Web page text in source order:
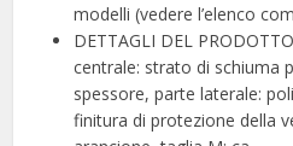
modelli (vedere l’elenco
DETTAGLI DEL
centrale: strato di schiuma
spessore, parte laterale:
finitura di protezione della